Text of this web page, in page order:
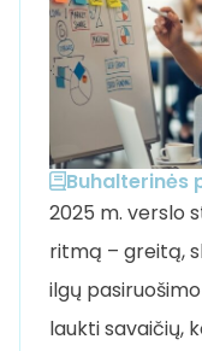
Buhalterinės
2025 m. verslo
ritmą – greitą,
ilgų
laukti savaičių,